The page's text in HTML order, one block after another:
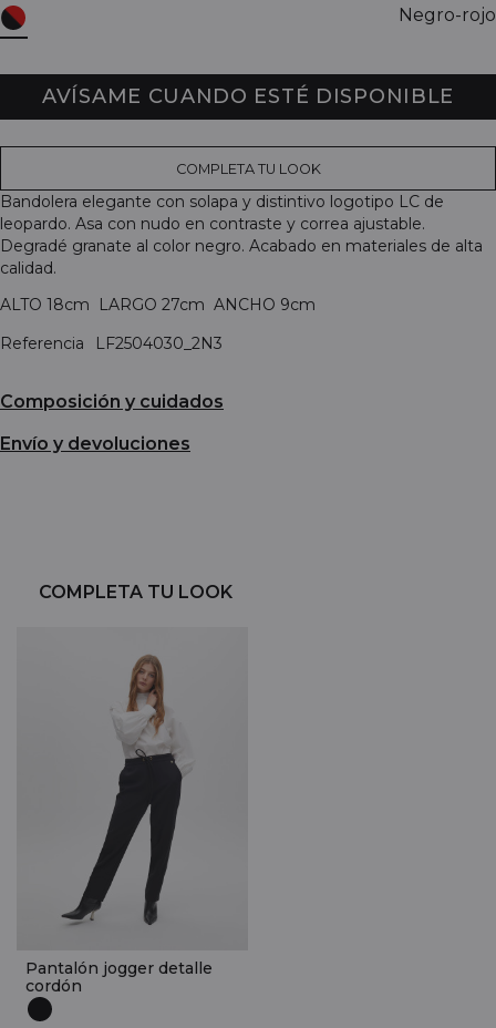
Negro-rojo
AVÍSAME CUANDO ESTÉ DISPONIBLE
COMPLETA TU LOOK
Bandolera elegante con solapa y distintivo logotipo LC de
leopardo. Asa con nudo en contraste y correa ajustable.
Degradé granate al color negro. Acabado en materiales de alta
calidad.
ALTO 18cm LARGO 27cm ANCHO 9cm
Referencia
LF2504030_2N3
Composición y cuidados
Envío y devoluciones
COMPLETA TU LOOK
Pantalón jogger detalle
cordón